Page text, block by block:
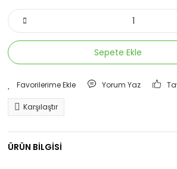
Sepete Ekle
Yorum Yaz
Karşılaştır
ÜRÜN BİLGİSİ